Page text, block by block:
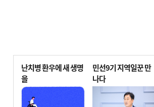
난치병 환우에 새 생명
을
민선9기 지역일꾼 만
나다